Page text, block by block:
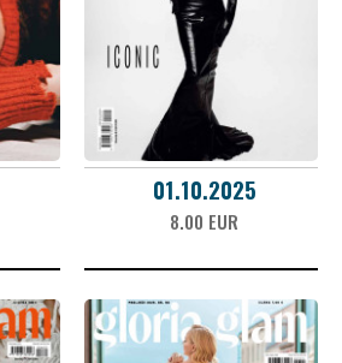
01.10.2025
8.00 EUR